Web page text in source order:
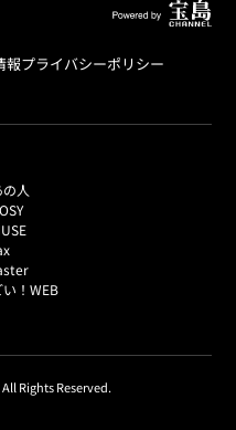
報プライバシーポリシー
人
！WEB
Rights Reserved.